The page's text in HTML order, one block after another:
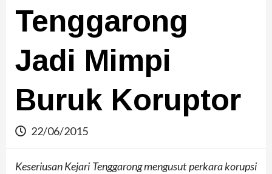
Tenggarong
Jadi Mimpi
Buruk Koruptor
22/06/2015
Keseriusan Kejari Tenggarong mengusut perkara korupsi